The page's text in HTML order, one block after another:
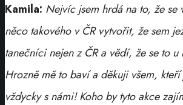
Kamila: Nejvíc jsem hrdá na to, že se
něco takového v ČR vytvořit, že sem
tanečníci nejen z ČR a vědí, že se to u
Hrozně mě to baví a děkuji všem, kteří
vždycky s námi! Koho by tyto akce